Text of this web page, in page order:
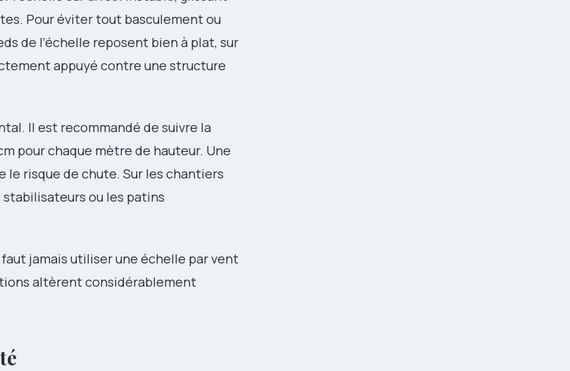
Pour éviter tout basculement ou
de l’échelle reposent bien à plat, sur
appuyé contre une structure
Il est recommandé de suivre la
pour chaque mètre de hauteur. Une
risque de chute. Sur les chantiers
stabilisateurs ou les patins
jamais utiliser une échelle par vent
altèrent considérablement